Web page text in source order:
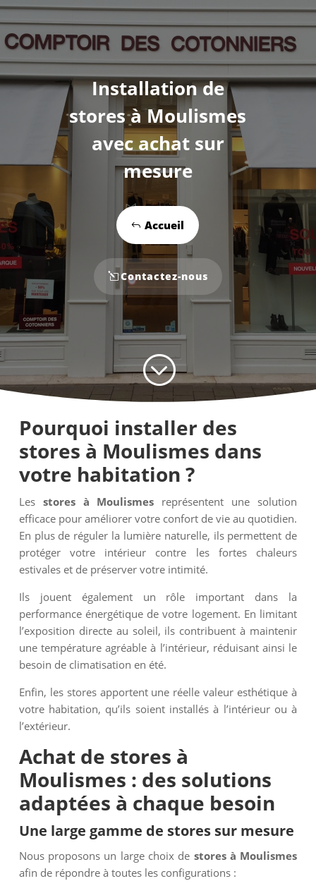
Installation de
stores à Moulismes
avec achat sur
mesure
Accueil
Contactez-nous
;
Pourquoi installer des
stores à Moulismes dans
votre habitation ?
Les stores à Moulismes représentent une solution
efficace pour améliorer votre confort de vie au quotidien.
En plus de réguler la lumière naturelle, ils permettent de
protéger votre intérieur contre les fortes chaleurs
estivales et de préserver votre intimité.
Ils jouent également un rôle important dans la
performance énergétique de votre logement. En limitant
l’exposition directe au soleil, ils contribuent à maintenir
une température agréable à l’intérieur, réduisant ainsi le
besoin de climatisation en été.
Enfin, les stores apportent une réelle valeur esthétique à
votre habitation, qu’ils soient installés à l’intérieur ou à
l’extérieur.
Achat de stores à
Moulismes : des solutions
adaptées à chaque besoin
Une large gamme de stores sur mesure
Nous proposons un large choix de stores à Moulismes
afin de répondre à toutes les configurations :